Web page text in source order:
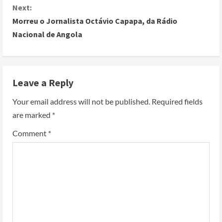
Next:
Morreu o Jornalista Octávio Capapa, da Rádio
Nacional de Angola
Leave a Reply
Your email address will not be published. Required fields
are marked *
Comment *